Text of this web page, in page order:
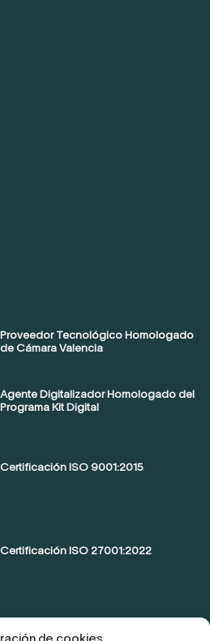
de cookies
Proveedor Tecnológico Homologado
de Cámara Valencia
Agente Digitalizador Homologado del
Programa Kit Digital
Certificación ISO 9001:2015
Certificación ISO 27001:2022
ENS